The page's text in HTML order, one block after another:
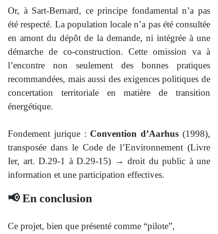
Or, à Sart-Bernard, ce principe fondamental n’a pas
été respecté. La population locale n’a pas été consultée
en amont du dépôt de la demande, ni intégrée à une
démarche de co-construction. Cette omission va à
l’encontre non seulement des bonnes pratiques
recommandées, mais aussi des exigences politiques de
concertation territoriale en matière de transition
énergétique.
Fondement jurique : Convention d’Aarhus (1998),
transposée dans le Code de l’Environnement (Livre
Ier, art. D.29-1 à D.29-15) → droit du public à une
information et une participation effectives.
📢 En conclusion
Ce projet, bien que présenté comme “pilote”,